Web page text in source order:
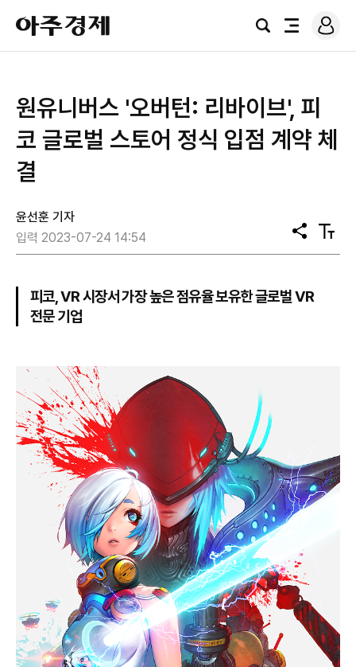
아
주
경
검
전
로
그
원유니버스 '오버턴: 리바이브', 피
코 글로벌 스토어 정식 입점 계약 체
결
윤선훈 기자
입력 2023-07-24 14:54
공
유
텍
스
피코, VR 시장서 가장 높은 점유율 보유한 글로벌 VR
전문 기업